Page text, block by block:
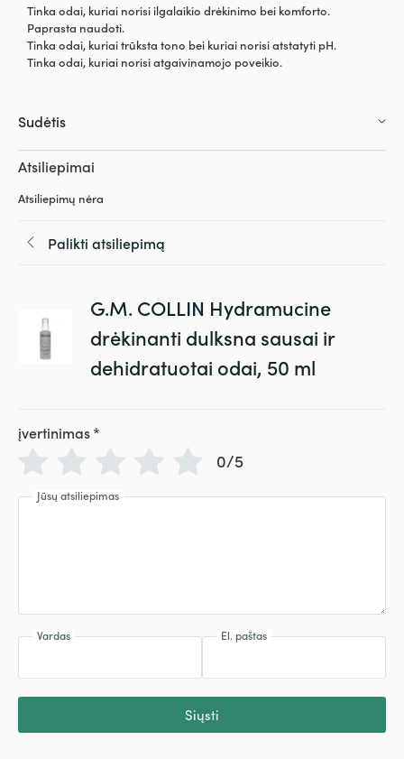
Tinka odai, kuriai norisi ilgalaikio drėkinimo bei komforto.
Paprasta naudoti.
Tinka odai, kuriai trūksta tono bei kuriai norisi atstatyti pH.
Tinka odai, kuriai norisi atgaivinamojo poveikio.
Sudėtis
Atsiliepimai
Atsiliepimų nėra
Palikti atsiliepimą
G.M. COLLIN Hydramucine
drėkinanti dulksna sausai ir
dehidratuotai odai, 50 ml
įvertinimas*
0/5
Jūsų atsiliepimas
Vardas El. paštas
Siųsti